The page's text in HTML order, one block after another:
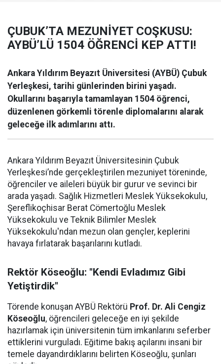
ÇUBUK’TA MEZUNİYET COŞKUSU:
AYBÜ’LÜ 1504 ÖĞRENCİ KEP ATTI!
Ankara Yıldırım Beyazıt Üniversitesi (AYBÜ) Çubuk
Yerleşkesi, tarihi günlerinden birini yaşadı.
Okullarını başarıyla tamamlayan 1504 öğrenci,
düzenlenen görkemli törenle diplomalarını alarak
geleceğe ilk adımlarını attı.
Ankara Yıldırım Beyazıt Üniversitesinin Çubuk
Yerleşkesi’nde gerçekleştirilen mezuniyet töreninde,
öğrenciler ve aileleri büyük bir gurur ve sevinci bir
arada yaşadı. Sağlık Hizmetleri Meslek Yüksekokulu,
Şereflikoçhisar Berat Cömertoğlu Meslek
Yüksekokulu ve Teknik Bilimler Meslek
Yüksekokulu'ndan mezun olan gençler, keplerini
havaya fırlatarak başarılarını kutladı.
Rektör Köseoğlu: "Kendi Evladımız Gibi
Yetiştirdik"
Törende konuşan AYBÜ Rektörü Prof. Dr. Ali Cengiz
Köseoğlu, öğrencileri geleceğe en iyi şekilde
hazırlamak için üniversitenin tüm imkanlarını seferber
ettiklerini vurguladı. Eğitime bakış açılarını insani bir
temele dayandırdıklarını belirten Köseoğlu, şunları